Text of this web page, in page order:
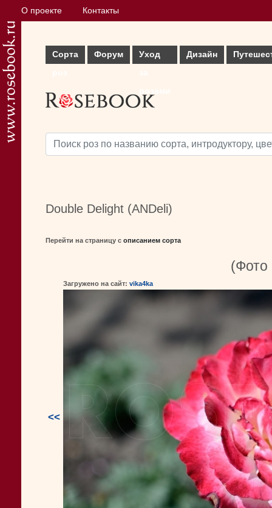
О проекте Контакты
Сорта
Форум
Уход
Дизайн
Double Delight (ANDeli)
Перейти на страницу с описанием сорта
<<
(Фото
Загружено на сайт: vika4ka